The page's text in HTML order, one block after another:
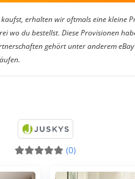
erhalten wir oftmals eine kleine
wo du bestellst. Diese Provisionen
gehört unter anderem
(0)